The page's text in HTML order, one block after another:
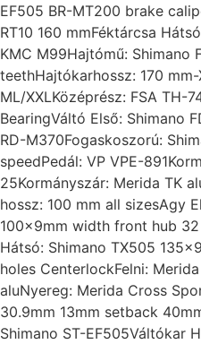
EF505 BR-MT200 brake
RT10 160 mmFéktárcsa
KMC M99Hajtómű: Shimano
teethHajtókarhossz: 170 mm-
ML/XXLKözéprész: FSA TH-
BearingVáltó Első: Shimano
RD-M370Fogaskoszorú:
speedPedál: VP VPE-
25Kormányszár: Merida TK
hossz: 100 mm all sizesAgy
100x9mm width front hub
Hátsó: Shimano TX505
holes CenterlockFelni:
aluNyereg: Merida Cross
30.9mm 13mm setback
Shimano ST-EF505Váltókar